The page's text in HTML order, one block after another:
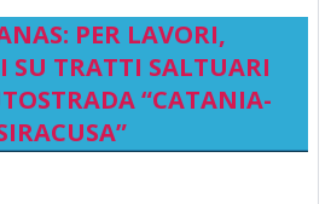
“CATANIA-SIRACUSA”
PER LAVORI,
TRATTI SALTUARI
“CATANIA-